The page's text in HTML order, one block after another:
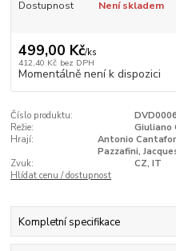
Dostupnost Není skladem
499,00 Kč/ks
412,40 Kč bez DPH
Momentálně není k dispozici
Číslo produktu:
Režie:
Giuliano
Hrají:
Antonio
Pazzafini,
Zvuk:
CZ, IT
Hlídat cenu / dostupnost
Kompletní specifikace